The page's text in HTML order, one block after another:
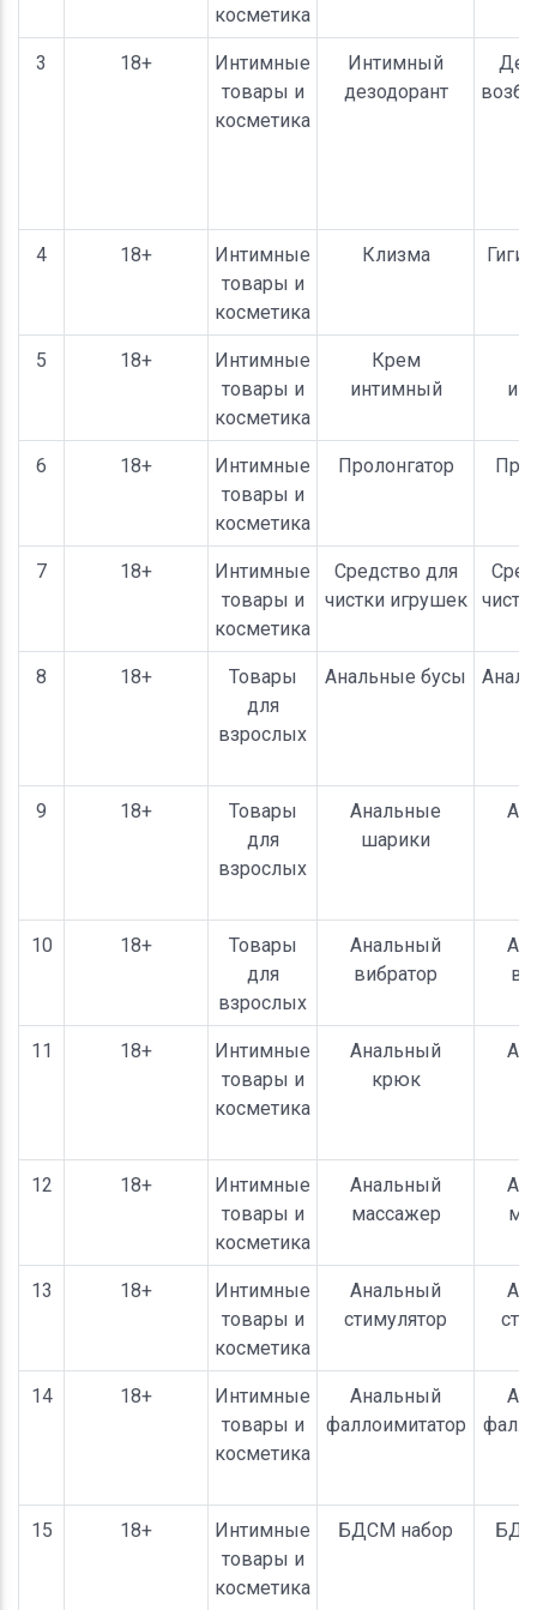
косметика
3 18+
Интимные
товары и
косметика
Интимный
дезодорант
4 18+
Интимные
товары и
косметика
Клизма
5 18+
Интимные
товары и
косметика
Крем
интимный
6 18+
Интимные
товары и
косметика
Пролонгатор
7 18+
Интимные
товары и
косметика
Средство для
чистки игрушек
8 18+
Товары
для
взрослых
Анальные бусы
9 18+
Товары
для
взрослых
Анальные
шарики
10 18+
Товары
для
взрослых
Анальный
вибратор
11 18+
Интимные
товары и
косметика
Анальный
крюк
12 18+
Интимные
товары и
косметика
Анальный
массажер
13 18+
Интимные
товары и
косметика
Анальный
стимулятор
14 18+
Интимные
товары и
косметика
Анальный
фаллоимитатор
15 18+
Интимные
товары и
косметика
БДСМ набор